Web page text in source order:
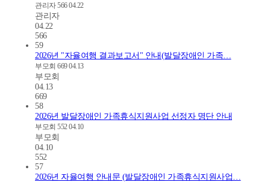
관리자56604.22
관리자
04.22
566
59
2026년 "자율여행 결과보고서" 안내(발달장애인 가족…
부모회 66904.13
부모회
04.13
669
58
2026년 발달장애인 가족휴식지원사업 선정자 명단 안내
부모회 55204.10
부모회
04.10
552
57
2026년 자율여행 안내문 (발달장애인 가족휴식지원사업…